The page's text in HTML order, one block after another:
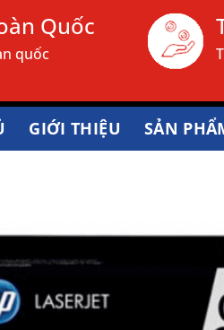
Quốc
quốc
GIỚI THIỆU SẢN